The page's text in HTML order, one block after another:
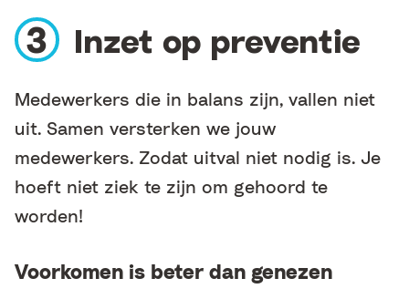
Inzet op preventie
Medewerkers die in balans zijn, vallen niet
uit. Samen versterken we jouw
medewerkers. Zodat uitval niet nodig is. Je
hoeft niet ziek te zijn om gehoord te
worden!
Voorkomen is beter dan genezen